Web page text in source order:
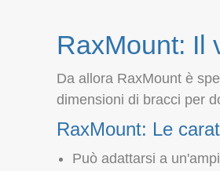
RaxMount: Il
Da allora RaxMount è
dimensioni di bracci per
RaxMount: Le
Può adattarsi a